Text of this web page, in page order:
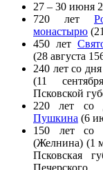
27 – 30 июня
720 лет
монастырю
450 лет
(28 августа
240 лет со
(11
Псковской
220 лет со
Пушкина (6
150 лет со
(Желнина) (1
Псковская